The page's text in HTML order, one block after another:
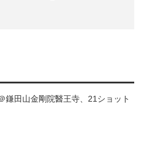
鎌田山金剛院醫王寺、21ショット